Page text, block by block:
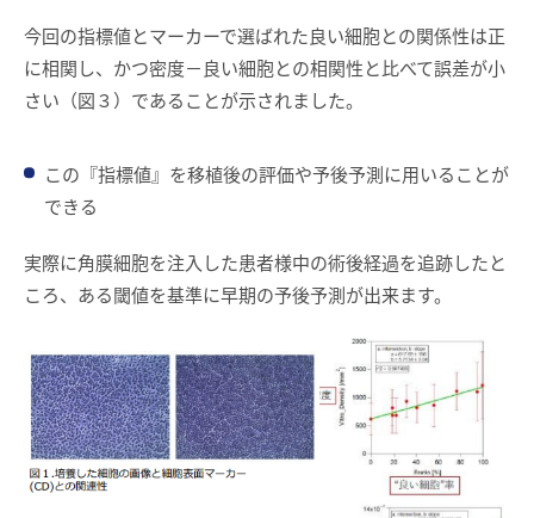
今回の指標値とマーカーで選ばれた良い細胞との関係性は正
に相関し、かつ密度－良い細胞との相関性と比べて誤差が小
さい（図３）であることが示されました。
この『指標値』を移植後の評価や予後予測に用いることが
できる
実際に角膜細胞を注入した患者様中の術後経過を追跡したと
ころ、ある閾値を基準に早期の予後予測が出来ます。